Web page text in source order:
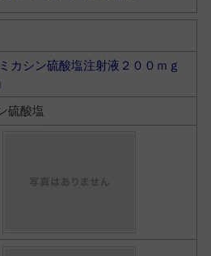
カシン硫酸塩注射液２００ｍｇ
硫酸塩